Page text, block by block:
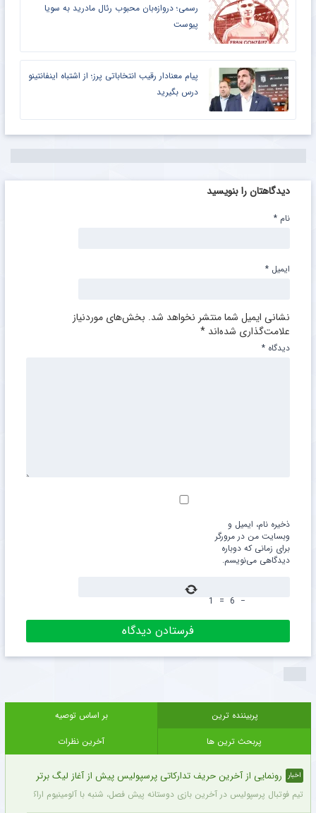
رسمی؛ دروازه‌بان محبوب رئال مادرید به سویا
پیوست
پیام معنادار رقیب انتخاباتی پرز؛ از اشتباه اینفانتینو
درس بگیرید
دیدگاهتان را بنویسید
نشانی ایمیل شما منتشر نخواهد شد. بخش‌های موردنیاز
علامت‌گذاری شده‌اند *
دیدگاه *
نام *
ایمیل *
ذخیره نام، ایمیل و
وبسایت من در مرورگر
برای زمانی که دوباره
دیدگاهی می‌نویسم.
−
6
=
1
پربیننده ترین
بر اساس توصیه
پربحث ترین ها
آخرین نظرات
اخبار رونمایی از آخرین حریف تدارکاتی پرسپولیس پیش از آغاز لیگ برتر
تیم فوتبال پرسپولیس در آخرین بازی دوستانه پیش فصل، شنبه با آلومینیوم اراک دیدار